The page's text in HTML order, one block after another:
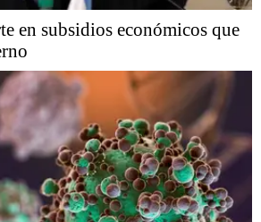
en subsidios económicos que